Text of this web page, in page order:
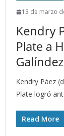
13 de marzo
Kendry
Plate a
Kendry Páez
Plate logró
Read More